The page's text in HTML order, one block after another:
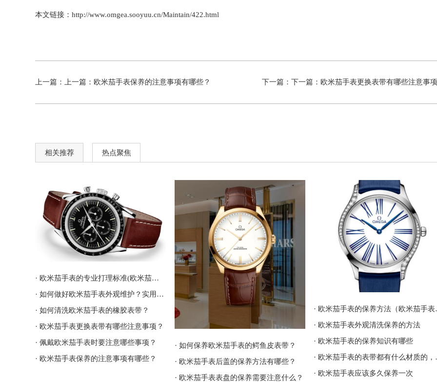
本文链接：http://www.omgea.sooyuu.cn/Maintain/422.html
上一篇：上一篇： 欧米茄手表保养的注意事项有哪些？ 下一篇：下一篇： 欧米茄手表更换表带有哪些注意事项
相关推荐 热点聚焦
· 欧米茄手表的专业打理标准(欧米茄手表日常维护)
· 如何做好欧米茄手表外观维护？实用建议总结
· 如何清洗欧米茄手表的橡胶表带？
· 欧米茄手表更换表带有哪些注意事项？
· 佩戴欧米茄手表时要注意哪些事项？
· 欧米茄手表保养的注意事项有哪些？
· 如何保养欧米茄手表的鳄鱼皮表带？
· 欧米茄手表后盖的保养方法有哪些？
· 欧米茄手表表盘的保养需要注意什么？
· 欧米
· 欧米茄手表外观清洗保养的方法
· 欧米茄手表的保养知识有哪些
· 欧米
· 欧米茄手表应该多久保养一次